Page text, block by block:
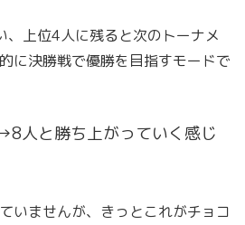
、上位4人に残ると次のトーナメ
に決勝戦で優勝を目指すモードで
と勝ち上がっていく感じ
いませんが、きっとこれがチョコ